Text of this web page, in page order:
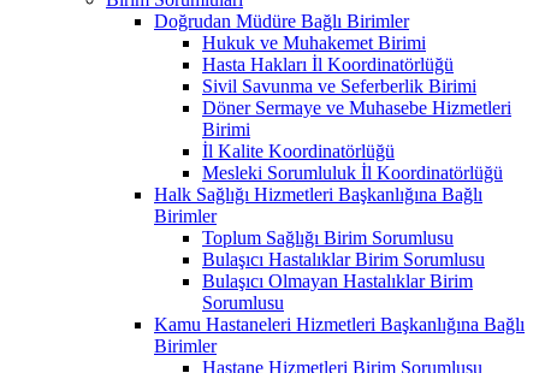
Doğrudan Müdüre Bağlı Birimler
Hukuk ve Muhakemet Birimi
Hasta Hakları İl Koordinatörlüğü
Sivil Savunma ve Seferberlik Birimi
Döner Sermaye ve Muhasebe Hizmetleri
Birimi
İl Kalite Koordinatörlüğü
Mesleki Sorumluluk İl Koordinatörlüğü
Halk Sağlığı Hizmetleri Başkanlığına Bağlı
Birimler
Toplum Sağlığı Birim Sorumlusu
Bulaşıcı Hastalıklar Birim Sorumlusu
Bulaşıcı Olmayan Hastalıklar Birim
Sorumlusu
Kamu Hastaneleri Hizmetleri Başkanlığına Bağlı
Birimler
Hastane Hizmetleri Birim Sorumlusu